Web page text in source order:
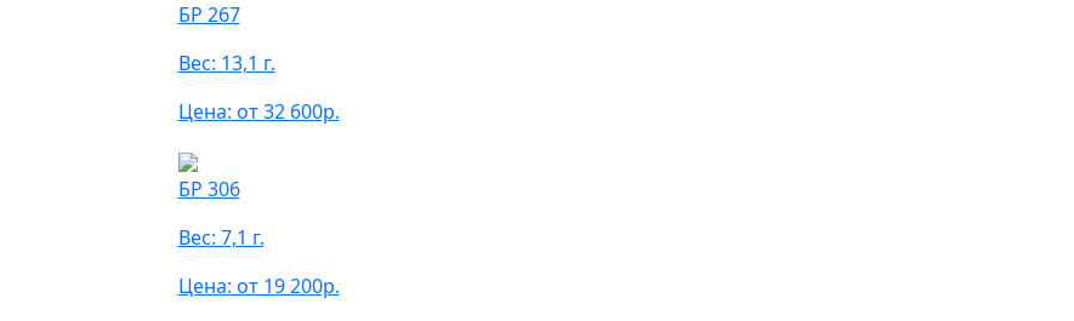
БР 267
Вес: 13,1 г.
Цена: от 32 600р.
БР 306
Вес: 7,1 г.
Цена: от 19 200р.